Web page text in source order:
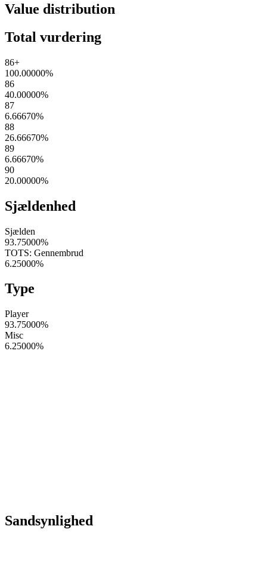
Value distribution
Total vurdering
86+
100.00000%
86
40.00000%
87
6.66670%
88
26.66670%
89
6.66670%
90
20.00000%
Sjældenhed
Sjælden
93.75000%
TOTS: Gennembrud
6.25000%
Type
Player
93.75000%
Misc
6.25000%
Sandsynlighed